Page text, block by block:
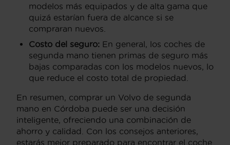
modelos más equipados y de alta gama que
quizá estarían fuera de alcance si se
compraran nuevos.
Costo del seguro: En general, los coches de
segunda mano tienen primas de seguro más
bajas comparadas con los modelos nuevos, lo
que reduce el costo total de propiedad.
En resumen, comprar un Volvo de segunda
mano en Córdoba puede ser una decisión
inteligente, ofreciendo una combinación de
ahorro y calidad. Con los consejos anteriores,
estarás mejor preparado para encontrar el coche